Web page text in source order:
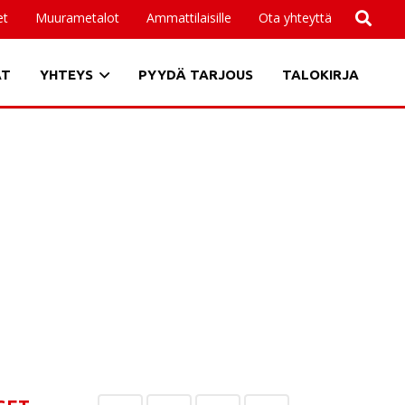
Muurametalot Ammattilaisille Ota yhteyttä
YHTEYS PYYDÄ TARJOUS TALOKIRJA